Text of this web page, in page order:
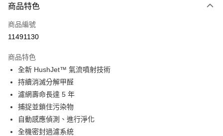
3 期 0 利率 每期
合作金庫商業銀行
上海商業儲蓄銀行
臺灣中小企業銀行
匯豐（台灣）商業銀行
聯邦商業銀行
元大商業銀行
玉山商業銀行
台灣樂天信用卡公司
合作金庫商業銀行
上海商業儲蓄銀行
國泰世華商業銀行
匯豐（台灣）商業銀行
聯邦商業銀行
元大商業銀行
玉山商業銀行
台新國際商業銀行
即享券
LINE Pay
Apple Pay
街口支付
Google Pay
ATM付款
商品特色
商品編號
11491130
商品特色
全新 HushJet™ 氣流噴射技術
持續消滅分解甲醛
濾網壽命長達 5 年
捕捉並鎖住污染物
自動感應偵測、進行淨化
全機密封過濾系統